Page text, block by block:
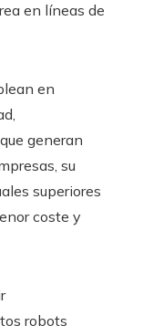
en líneas de
en
generan
su
superiores
coste y
robots